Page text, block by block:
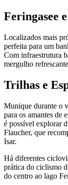
Feringasee
Localizados mais
perfeita para um
Com infraestrutura
mergulho
Trilhas e
Munique durante o
para os amantes de
é possível explorar
Flaucher, que
Isar.
Há diferentes
prática do ciclismo
do centro ao lago